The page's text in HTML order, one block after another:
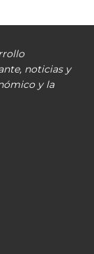
noticias y
y la